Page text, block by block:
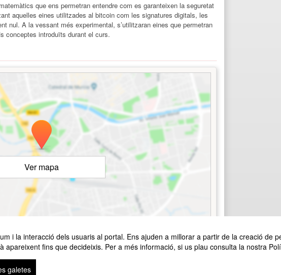
i la interacció dels usuaris al portal. Ens ajuden a millorar a partir de la creació de
fins que decideixis. Per a més informació, si us plau consulta la nostra
galetes
que ens permetran entendre com es garanteixen la seguretat
aquelles eines utilitzades al bitcoin com les signatures digitals, les
nul. A la vessant més experimental, s’utilitzaran eines que permetran
conceptes introduïts durant el curs.
Ver mapa